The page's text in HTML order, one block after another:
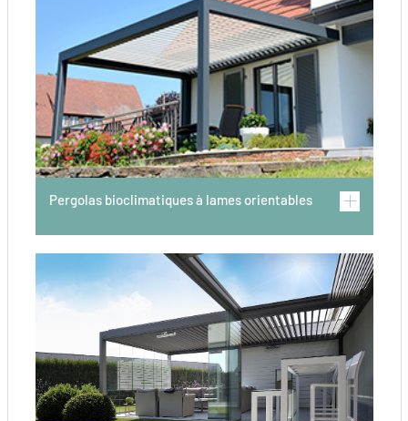
Pergolas bioclimatiques à lames orientables